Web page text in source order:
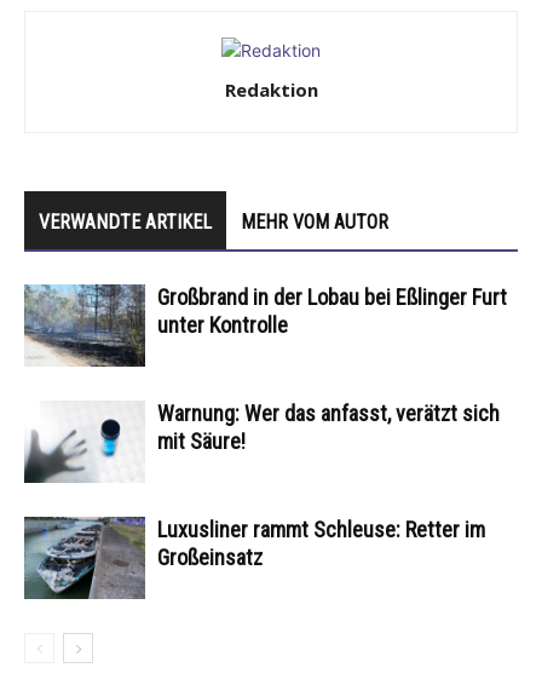
Redaktion
VERWANDTE ARTIKEL MEHR VOM AUTOR
Großbrand in der Lobau bei Eßlinger Furt
unter Kontrolle
Warnung: Wer das anfasst, verätzt sich
mit Säure!
Luxusliner rammt Schleuse: Retter im
Großeinsatz